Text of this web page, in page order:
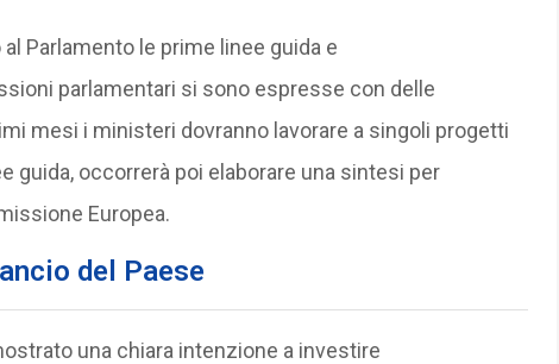
Parlamento le prime linee guida e
parlamentari si sono espresse con delle
mesi i ministeri dovranno lavorare a singoli progetti
guida, occorrerà poi elaborare una sintesi per
Europea.
del Paese
una chiara intenzione a investire